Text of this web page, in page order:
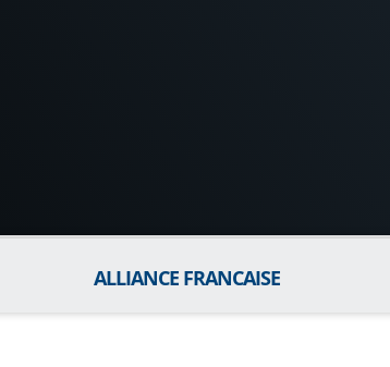
ALLIANCE FRANCAISE